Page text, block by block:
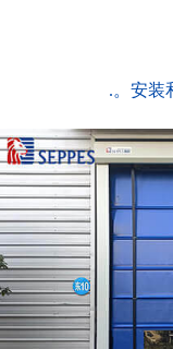
安装